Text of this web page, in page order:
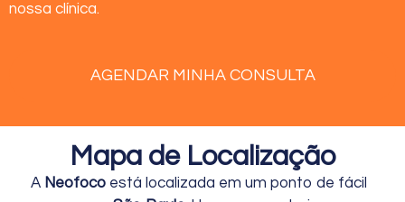
nossa clínica.
AGENDAR MINHA CONSULTA
Mapa de Localização
A Neofoco está localizada em um ponto de fácil